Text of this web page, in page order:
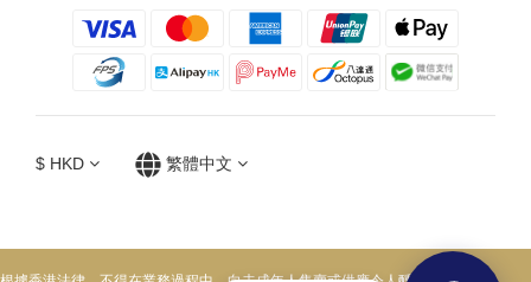
$ HKD 繁體中文